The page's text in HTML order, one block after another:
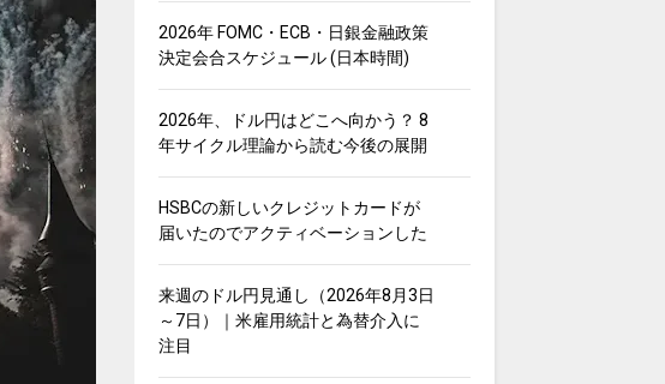
2026年 FOMC・ECB・日銀金融政策
決定会合スケジュール (日本時間)
2026年、ドル円はどこへ向かう？ 8
年サイクル理論から読む今後の展開
HSBCの新しいクレジットカードが
届いたのでアクティベーションした
来週のドル円見通し（2026年8月3日
～7日）｜米雇用統計と為替介入に
注目